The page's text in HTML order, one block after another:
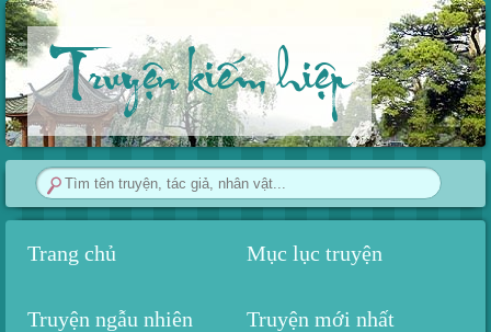
Truyện kiếm hiệp
Trang chủ Mục lục truyện
Truyện ngẫu nhiên Truyện mới nhất